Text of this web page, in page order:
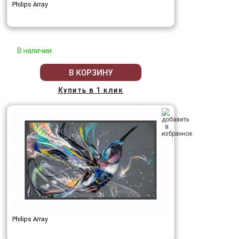
Philips Array
В наличии
В КОРЗИНУ
Купить в 1 клик
Philips Array